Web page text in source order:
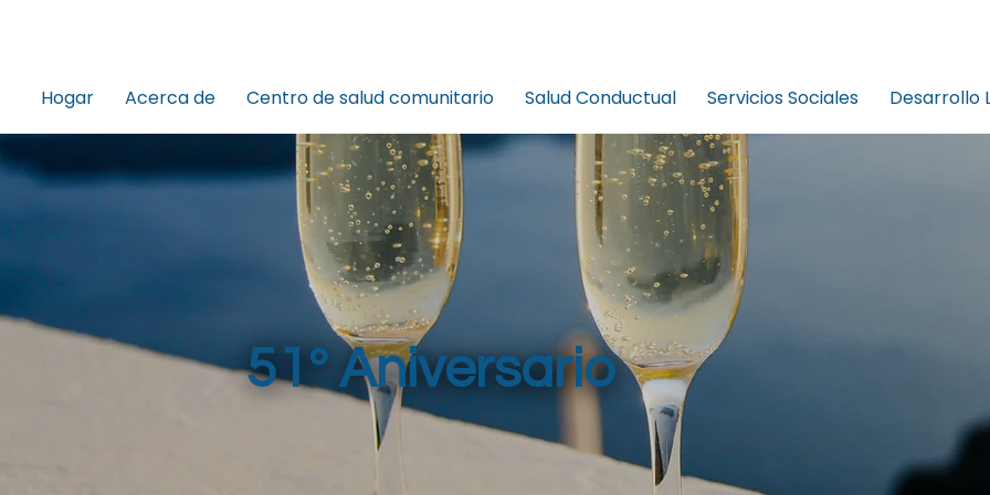
Hogar Acerca de Centro de salud comunitario Salud Conductual Servicios Sociales Desarrollo
51º Aniversario